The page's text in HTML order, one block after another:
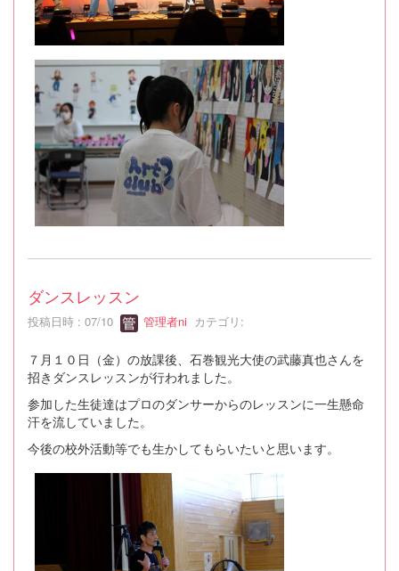
ダンスレッスン
投稿日時 : 07/10 管理者ni カテゴリ:
７月１０日（金）の放課後、石巻観光大使の武藤真也さんを
招きダンスレッスンが行われました。
参加した生徒達はプロのダンサーからのレッスンに一生懸命
汗を流していました。
今後の校外活動等でも生かしてもらいたいと思います。